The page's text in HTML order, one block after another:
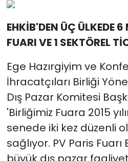
EHKİB'DEN ÜÇ ÜLKEDE
FUARI VE 1 SEKTÖREL
Ege Hazırgiyim ve
İhracatçıları Birliği
Dış Pazar Komitesi
'Birliğimiz Fuara 2015
senede iki kez düzenli
sağlıyor. PV Paris